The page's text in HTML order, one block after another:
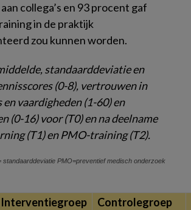
collega’s en 93 procent gaf
in de praktijk
zou kunnen worden.
standaarddeviatie en
(0-8), vertrouwen in
en vaardigheden (1-60) en
(0-16) voor (T0) en na deelname
(T1) en PMO-training (T2).
standaarddeviatie PMO=preventief medisch onderzoek
Interventiegroep Controlegroep